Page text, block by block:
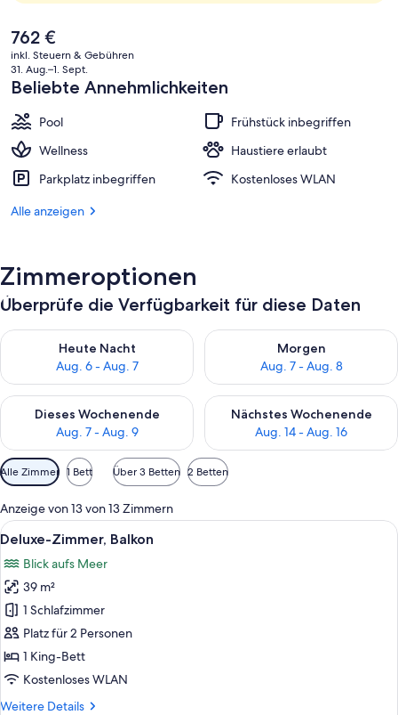
Der
aktuelle
Preis
beträgt
762 €.
762 €
inkl. Steuern & Gebühren
31. Aug.–1. Sept.
Beliebte Annehmlichkeiten
Pool
Frühstück inbegriffen
Wellness
Haustiere erlaubt
Parkplatz inbegriffen
Kostenloses WLAN
Alle anzeigen
Zimmeroptionen
Überprüfe die Verfügbarkeit für diese Daten
Heute Nacht
Aug. 6 - Aug. 7
Überprüfe die Verfügbarkeit für heute Nacht, Aug. 6 - Aug. 7.
Morgen
Aug. 7 - Aug. 8
Überprüfe die Verfügbarkeit
Dieses Wochenende
Aug. 7 - Aug. 9
Überprüfe die Verfügbarkeit für dieses Wochenende, Aug. 7
Nächstes Wochenende
Aug. 14 - Aug. 16
Überprüfe die Verfügbarkeit
Verfügbare
Filter
für
Zimmer
Alle Zimmer 1 Bett Über 3 Betten 2 Betten
Anzeige von 13 von 13 Zimmern
Alle
Fotos
für
Deluxe-
Zimmer,
Balkon
anzeigen
Ein modernes Hotelzimmer mit einer
4
Deluxe-Zimmer, Balkon
Blick aufs Meer
39 m²
1 Schlafzimmer
Platz für 2 Personen
1 King-Bett
Kostenloses WLAN
Weitere Details
Weitere